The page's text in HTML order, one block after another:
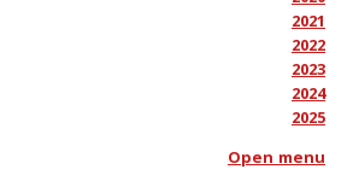
2021
2022
2023
2024
2025
Open menu